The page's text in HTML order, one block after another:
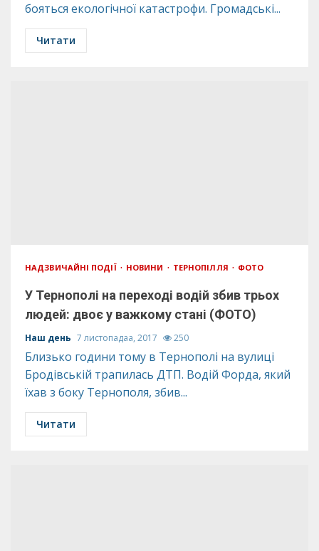
бояться екологічної катастрофи. Громадські...
Читати
НАДЗВИЧАЙНІ ПОДІЇ НОВИНИ ТЕРНОПІЛЛЯ ФОТО
У Тернополі на переході водій збив трьох
людей: двоє у важкому стані (ФОТО)
Наш день 7 листопадаа, 2017 250
Близько години тому в Тернополі на вулиці
Бродівській трапилась ДТП. Водій Форда, який
їхав з боку Тернополя, збив...
Читати